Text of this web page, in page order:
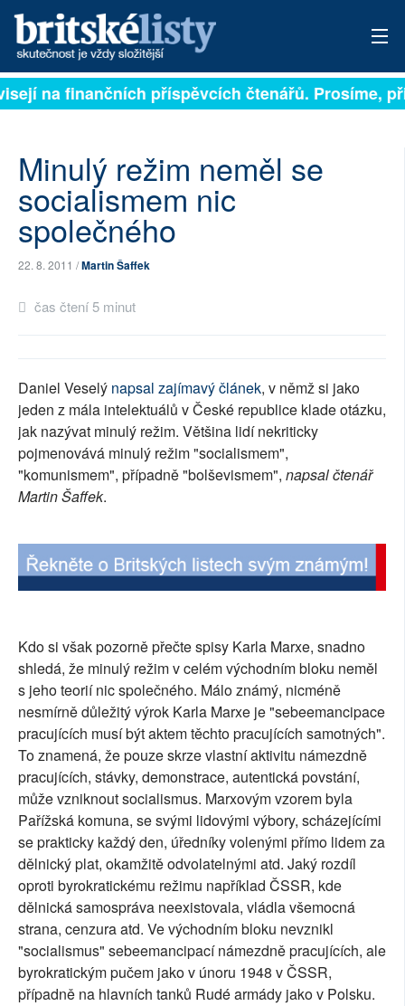
PŘIHLÁSIT
ARCHIV
ROZHOVORY
TÉMATA
NEJČTENĚJŠÍ ZA 7 DNÍ
PŘÍSPĚVKY NA PROVOZ
SOCIÁLNÍ SÍTĚ
RUBRIKY
na finančních příspěvcích čtenářů. Prosíme,
Minulý režim neměl se
socialismem nic
společného
22. 8. 2011 /Martin Šaffek
čas čtení 5 minut
Daniel Veselý napsal zajímavý článek, v němž si jako
jeden z mála intelektuálů v České republice klade otázku,
jak nazývat minulý režim. Většina lidí nekriticky
pojmenovává minulý režim "socialismem",
"komunismem", případně "bolševismem", napsal čtenář
Martin Šaffek.
Kdo si však pozorně přečte spisy Karla Marxe, snadno
shledá, že minulý režim v celém východním bloku neměl
s jeho teorií nic společného. Málo známý, nicméně
nesmírně důležitý výrok Karla Marxe je "sebeemancipace
pracujících musí být aktem těchto pracujících samotných".
To znamená, že pouze skrze vlastní aktivitu námezdně
pracujících, stávky, demonstrace, autentická povstání,
může vzniknout socialismus. Marxovým vzorem byla
Pařížská komuna, se svými lidovými výbory, scházejícími
se prakticky každý den, úředníky volenými přímo lidem za
dělnický plat, okamžitě odvolatelnými atd. Jaký rozdíl
oproti byrokratickému režimu například ČSSR, kde
dělnická samospráva neexistovala, vládla všemocná
strana, cenzura atd. Ve východním bloku nevznikl
"socialismus" sebeemancipací námezdně pracujících, ale
byrokratickým pučem jako v únoru 1948 v ČSSR,
případně na hlavních tanků Rudé armády jako v Polsku.